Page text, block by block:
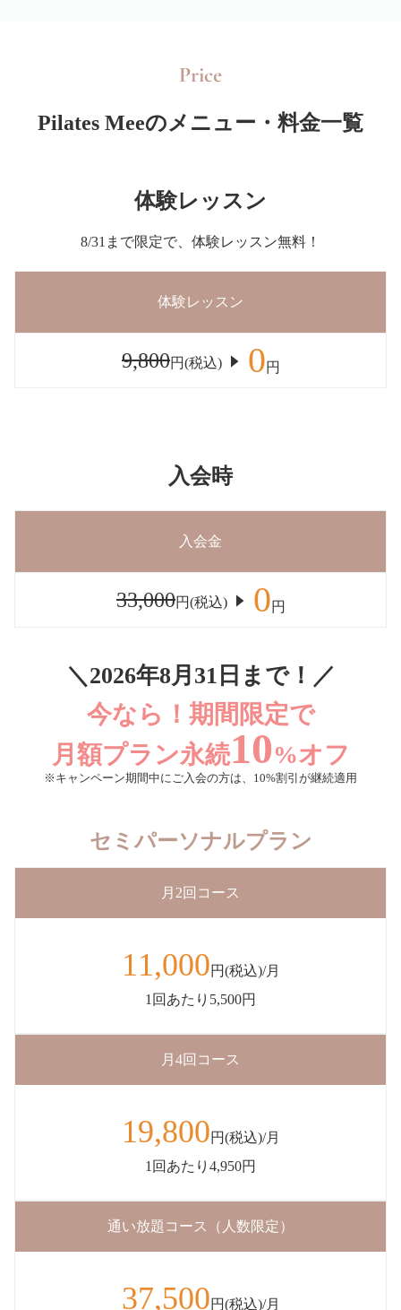
Price
Pilates Meeのメニュー・料金一覧
体験レッスン
8/31まで限定で、体験レッスン無料！
体験レッスン
9,800円(税込) 0円
入会時
入会金
33,000円(税込) 0円
＼2026年8月31日まで！／
今なら！期間限定で
月額プラン永続10%オフ
※キャンペーン期間中にご入会の方は、10%割引が継続適用
セミパーソナルプラン
月2回コース
11,000円(税込)/月
1回あたり5,500円
月4回コース
19,800円(税込)/月
1回あたり4,950円
通い放題コース（人数限定）
37,500円(税込)/月